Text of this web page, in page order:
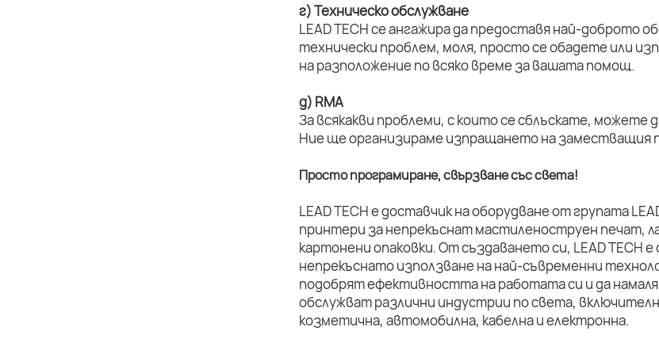
г) Техническо обслужване
LEAD TECH се ангажира да предоставя най-доброто
технически проблем, моля, просто се обадете или
на разположение по всяко време за вашата помощ.
д) RMA
За всякакви проблеми, с които се сблъскате, можете
Ние ще организираме изпращането на
Просто програмиране, свързване със света!
LEAD TECH е доставчик на оборудване от групата
принтери за непрекъснат мастиленоструен печат,
картонени опаковки. От създаването си, LEAD TECH
непрекъснато използване на най-съвременни
подобрят ефективността на работата си и да
обслужват различни индустрии по света,
козметична, автомобилна, кабелна и електронна.